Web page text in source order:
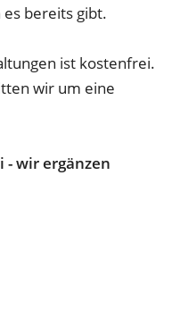
bereits gibt.
ist kostenfrei.
wir um eine
- wir ergänzen